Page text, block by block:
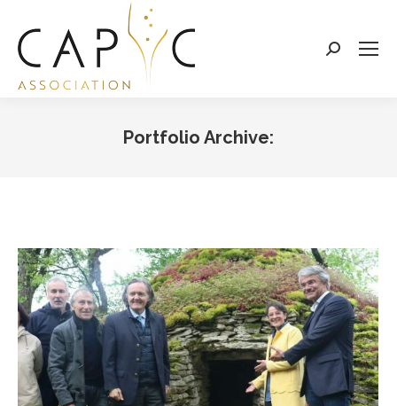
Search:
Portfolio Archive: